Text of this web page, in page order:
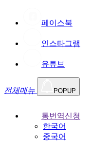
페이스북
인스타그램
유튜브
전체메뉴 POPUP
통번역신청
한국어
중국어